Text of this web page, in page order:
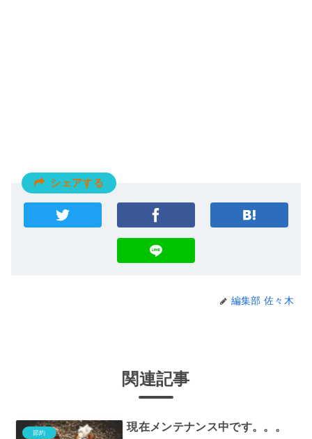
シェアする
編集部 佐々木
関連記事
節約 現在メンテナンス中です。。。